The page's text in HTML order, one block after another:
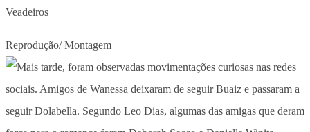
Veadeiros
Reprodução/ Montagem